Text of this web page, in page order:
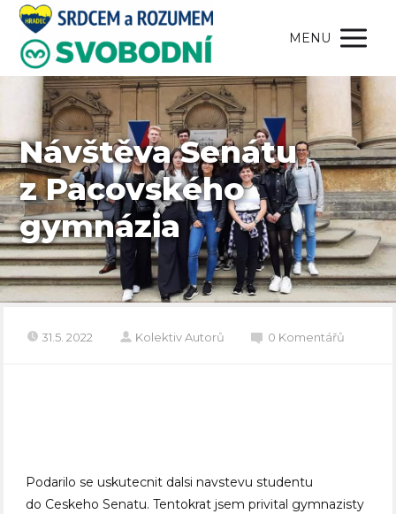
MENU
Návštěva Senátu
z Pacovského
gymnázia
31.5. 2022 Kolektiv Autorů 0 Komentářů
Podarilo se uskutecnit dalsi navstevu studentu
do Ceskeho Senatu. Tentokrat jsem privital gymnazisty